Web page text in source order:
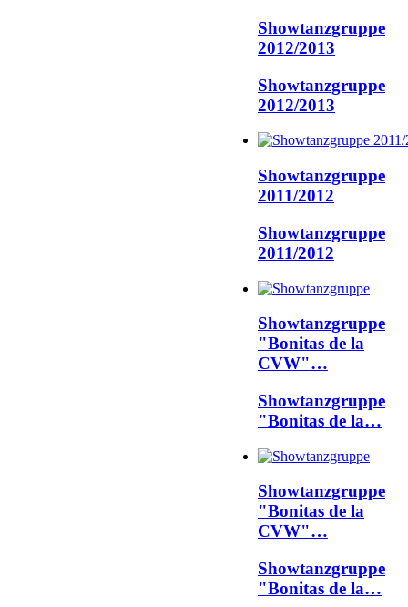
Showtanzgruppe
2012/2013
Showtanzgruppe
2012/2013
Showtanzgruppe
2011/2012
Showtanzgruppe
2011/2012
Showtanzgruppe
"Bonitas de la
CVW"…
Showtanzgruppe
"Bonitas de la…
Showtanzgruppe
"Bonitas de la
CVW"…
Showtanzgruppe
"Bonitas de la…